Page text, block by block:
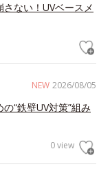
ない！UVベースメ
NEW 2026/08/05
“鉄壁UV対策”組み
0 view